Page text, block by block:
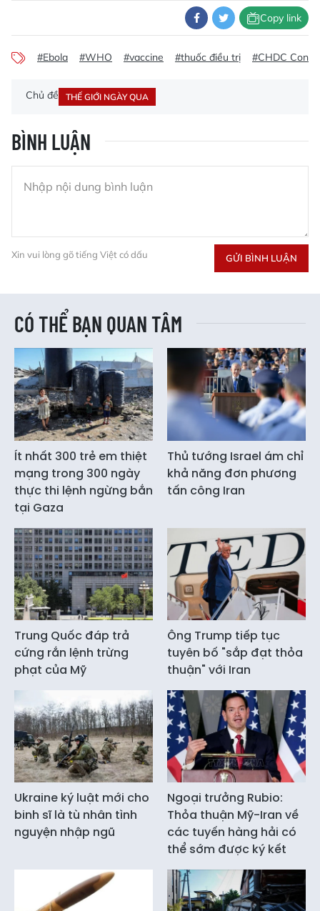
Copy link
#Ebola #WHO #vaccine #thuốc điều trị #CHDC Congo
Chủ đề THẾ GIỚI NGÀY QUA
BÌNH LUẬN
Xin vui lòng gõ tiếng Việt có dấu GỬI BÌNH LUẬN
CÓ THỂ BẠN QUAN TÂM
Ít nhất 300 trẻ em thiệt
mạng trong 300 ngày
thực thi lệnh ngừng bắn
tại Gaza
Thủ tướng Israel ám chỉ
khả năng đơn phương
tấn công Iran
Trung Quốc đáp trả
cứng rắn lệnh trừng
phạt của Mỹ
Ông Trump tiếp tục
tuyên bố "sắp đạt thỏa
thuận" với Iran
Ukraine ký luật mới cho
binh sĩ là tù nhân tình
nguyện nhập ngũ
Ngoại trưởng Rubio:
Thỏa thuận Mỹ-Iran về
các tuyến hàng hải có
thể sớm được ký kết